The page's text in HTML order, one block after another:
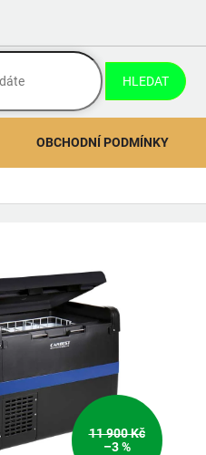
HLEDAT
OBCHODNÍ PODMÍNKY
11 900 Kč
–3 %